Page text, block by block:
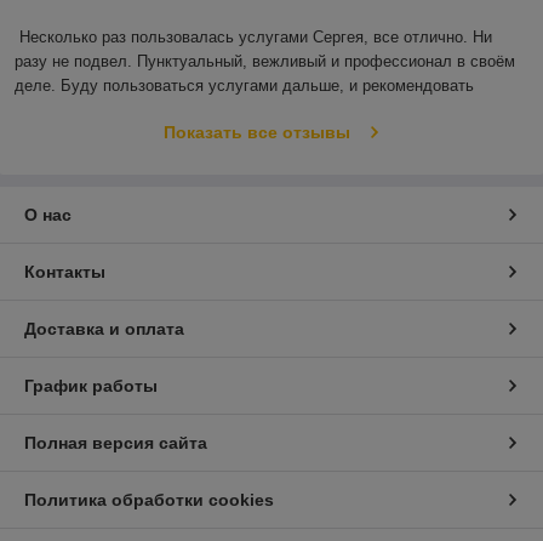
Несколько раз пользовалась услугами Сергея, все отлично. Ни
разу не подвел. Пунктуальный, вежливый и профессионал в своём
деле. Буду пользоваться услугами дальше, и рекомендовать
Показать все отзывы
О нас
Контакты
Доставка и оплата
График работы
Полная версия сайта
Политика обработки cookies